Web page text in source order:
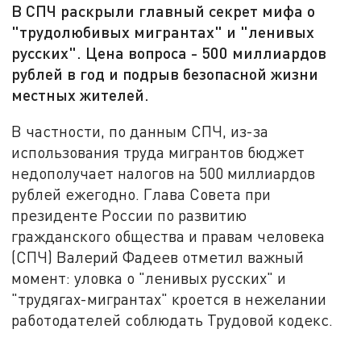
В СПЧ раскрыли главный секрет мифа о
"трудолюбивых мигрантах" и "ленивых
русских". Цена вопроса - 500 миллиардов
рублей в год и подрыв безопасной жизни
местных жителей.
В частности, по данным СПЧ, из-за
использования труда мигрантов бюджет
недополучает налогов на 500 миллиардов
рублей ежегодно. Глава Совета при
президенте России по развитию
гражданского общества и правам человека
(СПЧ) Валерий Фадеев отметил важный
момент: уловка о "ленивых русских" и
"трудягах-мигрантах" кроется в нежелании
работодателей соблюдать Трудовой кодекс.